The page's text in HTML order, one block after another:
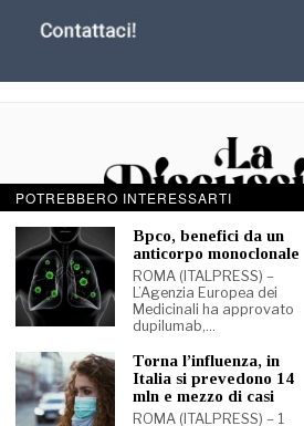
2026- TUTTI I DIRITTI
La Discussione S.r.l. – Piazza
C.F. e P. IVA
Registrazione Tribunale di Roma
La società editrice è iscritta al
POTREBBERO INTERESSARTI
⁠⁠Bpco, benefici da un
anticorpo monoclonale
ROMA (ITALPRESS) –
L’Agenzia Europea dei
Medicinali ha approvato
dupilumab,…
⁠Torna l’influenza, in
Italia si prevedono 14
mln e mezzo di casi
ROMA (ITALPRESS) – 1